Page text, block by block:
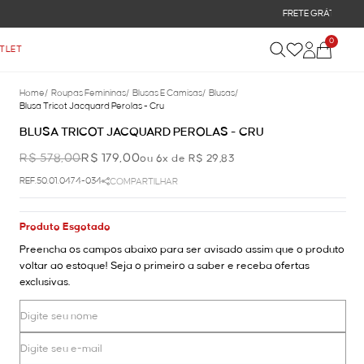
0
Home/ Roupas Femininas/ Blusas E Camisas/ Blusas/
Blusa Tricot Jacquard Perolas - Cru
BLUSA TRICOT JACQUARD PEROLAS - CRU
R$ 578,00R$ 179,00ou 6x de R$ 29,83
REF.50.01.0474-034 COMPARTILHAR
Produto Esgotado
Preencha os campos abaixo para ser avisado assim que o produto
voltar ao estoque! Seja o primeiro a saber e receba ofertas
exclusivas.